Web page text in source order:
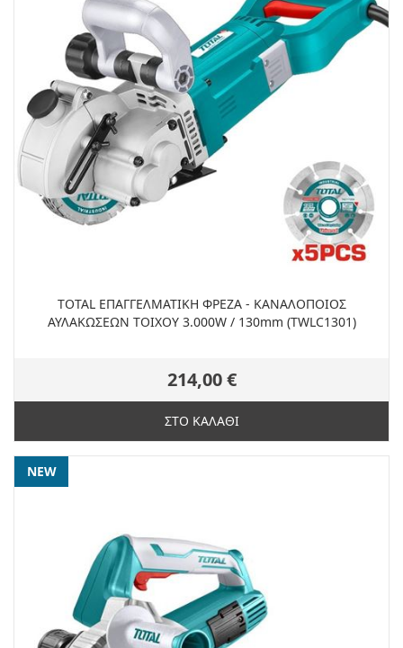
TOTAL ΕΠΑΓΓEΛΜΑΤΙΚΗ ΦΡΕΖΑ - ΚΑΝΑΛΟΠΟΙΟΣ
ΑΥΛΑΚΩΣΕΩΝ ΤΟΙΧΟΥ 3.000W / 130mm (TWLC1301)
214,00 €
ΣΤΟ ΚΑΛΑΘΙ
NEW